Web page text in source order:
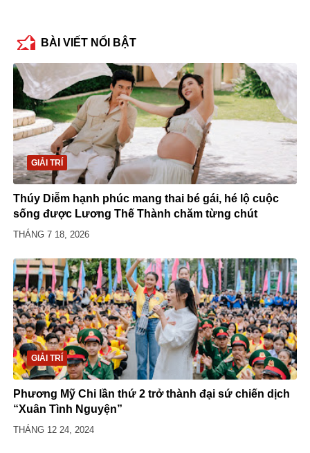
BÀI VIẾT NỔI BẬT
GIẢI TRÍ
Thúy Diễm hạnh phúc mang thai bé gái, hé lộ cuộc
sống được Lương Thế Thành chăm từng chút
THÁNG 7 18, 2026
GIẢI TRÍ
Phương Mỹ Chi lần thứ 2 trở thành đại sứ chiến dịch
“Xuân Tình Nguyện”
THÁNG 12 24, 2024